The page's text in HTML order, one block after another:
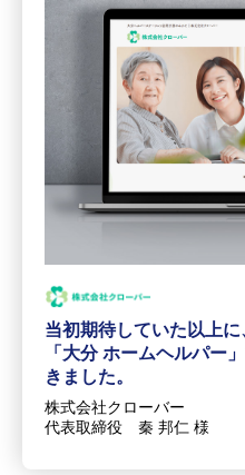
当初期待していた以上に
「大分 ホームヘルパー
きました。
株式会社クローバー
代表取締役 秦 邦仁 様